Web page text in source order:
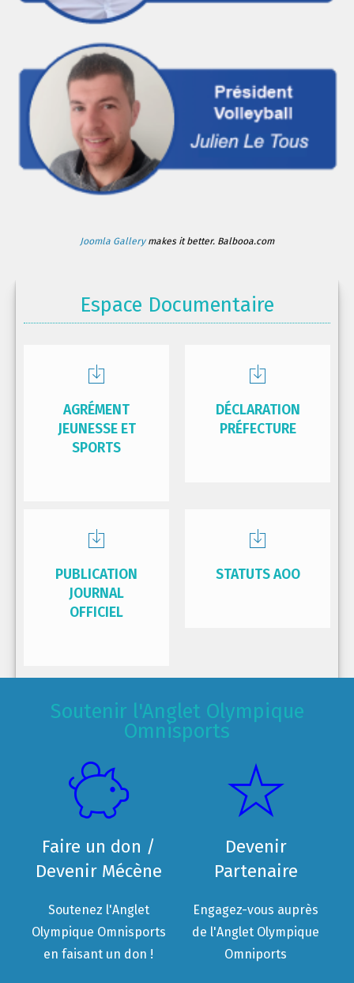
Joomla Gallerymakes it better. Balbooa.com
Espace Documentaire
AGRÉMENT
JEUNESSE ET
SPORTS
DÉCLARATION
PRÉFECTURE
PUBLICATION
JOURNAL
OFFICIEL
STATUTS AOO
Soutenir l'Anglet Olympique
Omnisports
Faire un don /
Devenir Mécène
Soutenez l'Anglet
Olympique Omnisports
en faisant un don !
Devenir
Partenaire
Engagez-vous auprès
de l'Anglet Olympique
Omniports